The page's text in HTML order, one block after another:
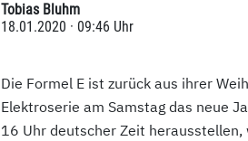
Tobias Bluhm
18.01.2020 · 09:46 Uhr
Die Formel E ist zurück aus ihrer
Elektroserie am Samstag das neue
16 Uhr deutscher Zeit